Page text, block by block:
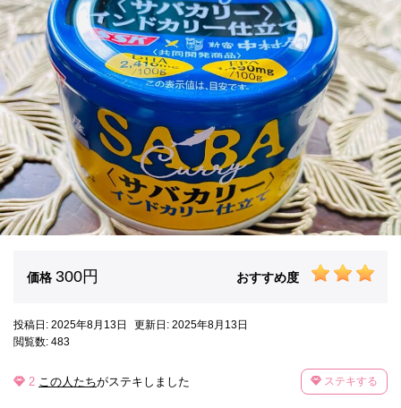
価格 300円 おすすめ度
投稿日: 2025年8月13日
更新日: 2025年8月13日
閲覧数: 483
2 この人たちがステキしました ステキする